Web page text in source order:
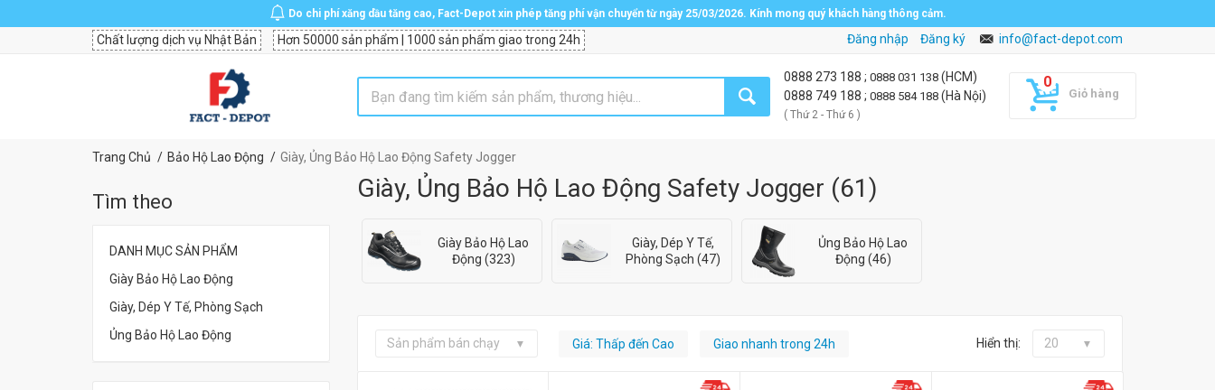
Do chi phí xăng dầu tăng cao, Fact-Depot xin phép tăng phí vận chuyển từ ngày 25/03/2026. Kính mong quý khách hàng thông cảm.
Chất lượng dịch vụ Nhật Bản Hơn 50000 sản phẩm | 1000 sản phẩm giao trong 24h Đăng nhập Đăng ký info@fact-depot.com
Giỏ hàng
0888 273 188 ; 0888 031 138 (HCM)
0888 749 188 ; 0888 584 188 (Hà Nội)
( Thứ 2 - Thứ 6 )
Trang Chủ Bảo Hộ Lao Động Giày, Ủng Bảo Hộ Lao Động Safety Jogger
Tìm theo
DANH MỤC SẢN PHẨM
Giày Bảo Hộ Lao Động
Giày, Dép Y Tế, Phòng Sạch
Ủng Bảo Hộ Lao Động
Giày, Ủng Bảo Hộ Lao Động Safety Jogger (61)
Giày Bảo Hộ Lao
Động (323)
Giày, Dép Y Tế,
Phòng Sạch (47)
Ủng Bảo Hộ Lao
Động (46)
Hiển thị: 20
Sản phẩm bán chạy Giá: Thấp đến Cao Giao nhanh trong 24h